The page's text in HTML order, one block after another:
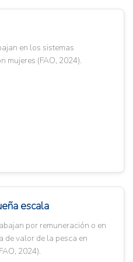
en los sistemas
mujeres (FAO, 2024).
escala
por remuneración o en
de valor de la pesca en
2024).